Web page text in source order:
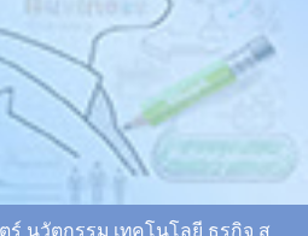
ร์ นวัตกรรม เทคโนโลยี ธุรกิจ ส